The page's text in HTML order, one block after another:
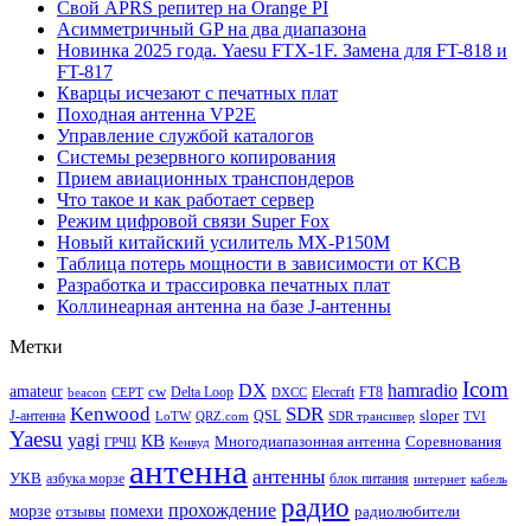
Свой APRS репитер на Orange PI
Асимметричный GP на два диапазона
Новинка 2025 года. Yaesu FTX-1F. Замена для FT-818 и
FT-817
Кварцы исчезают с печатных плат
Походная антенна VP2E
Управление службой каталогов
Системы резервного копирования
Прием авиационных транспондеров
Что такое и как работает сервер
Режим цифровой связи Super Fox
Новый китайский усилитель MX-P150M
Таблица потерь мощности в зависимости от КСВ
Разработка и трассировка печатных плат
Коллинеарная антенна на базе J-антенны
Метки
amateur beacon CEPT cw Delta Loop DX DXCC Elecraft FT8 hamradio Icom
J-антенна Kenwood LoTW QRZ.com QSL SDR SDR трансивер sloper TVI
Yaesu yagi ГРЧЦ КВ Кенвуд Многодиапазонная антенна Соревнования
УКВ азбука морзе антенна антенны блок питания интернет кабель
морзе отзывы помехи прохождение радио радиолюбители